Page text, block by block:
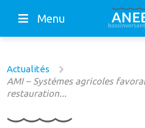
Menu
Actualités
AMI – Systèmes agricoles
restauration...